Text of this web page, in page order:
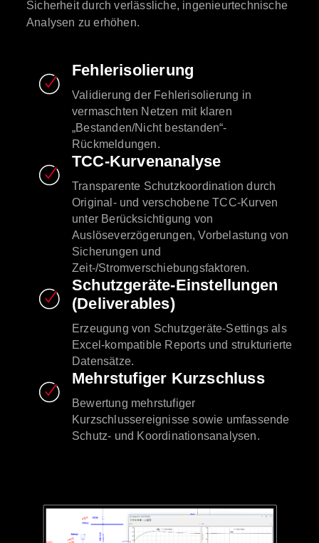
Sicherheit durch verlässliche, ingenieurtechnische
Analysen zu erhöhen.
Fehlerisolierung
Validierung der Fehlerisolierung in
vermaschten Netzen mit klaren
„Bestanden/Nicht bestanden“-
Rückmeldungen.
TCC-Kurvenanalyse
Transparente Schutzkoordination durch
Original- und verschobene TCC-Kurven
unter Berücksichtigung von
Auslöseverzögerungen, Vorbelastung von
Sicherungen und
Zeit-/Stromverschiebungsfaktoren.
Schutzgeräte-Einstellungen
(Deliverables)
Erzeugung von Schutzgeräte-Settings als
Excel-kompatible Reports und strukturierte
Datensätze.
Mehrstufiger Kurzschluss
Bewertung mehrstufiger
Kurzschlussereignisse sowie umfassende
Schutz- und Koordinationsanalysen.